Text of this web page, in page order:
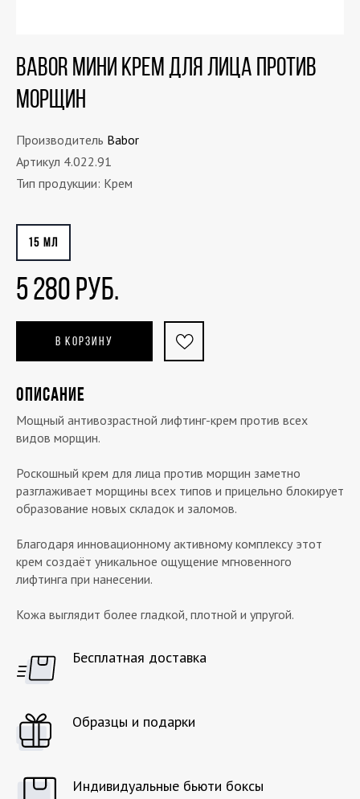
Babor Мини Крем для Лица против
Морщин
Производитель Babor
Артикул 4.022.91
Тип продукции: Крем
15 МЛ
5 280 РУБ.
В КОРЗИНУ
ОПИСАНИЕ
Мощный антивозрастной лифтинг-крем против всех
видов морщин.
Роскошный крем для лица против морщин заметно
разглаживает морщины всех типов и прицельно блокирует
образование новых складок и заломов.
Благодаря инновационному активному комплексу этот
крем создаёт уникальное ощущение мгновенного
лифтинга при нанесении.
Кожа выглядит более гладкой, плотной и упругой.
Бесплатная доставка
Образцы и подарки
Индивидуальные бьюти боксы